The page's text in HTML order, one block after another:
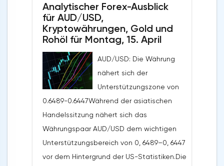
Analytischer Forex-Ausblick
für AUD/USD,
Kryptowährungen, Gold und
Rohöl für Montag, 15. April
AUD/USD: Die Währung
nähert sich der
Unterstützungszone von
0.6489-0.6447Während der asiatischen
Handelssitzung nähert sich das
Währungspaar AUD/USD dem wichtigen
Unterstützungsbereich von 0, 6489–0, 6447
vor dem Hintergrund der US-Statistiken.Die